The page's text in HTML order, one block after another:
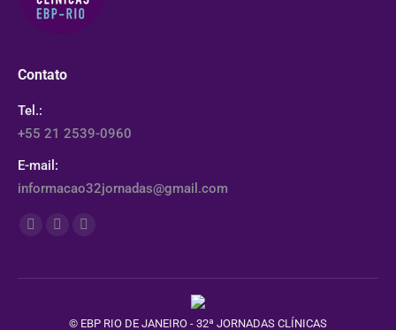
Contato
Tel.:
+55 21 2539-0960
E-mail:
informacao32jornadas@gmail.com
Encontre-nos em:
Facebook
opens
YouTube
opens
new
Instagram
opens
new
© EBP RIO DE JANEIRO - 32ª JORNADAS CLÍNICAS